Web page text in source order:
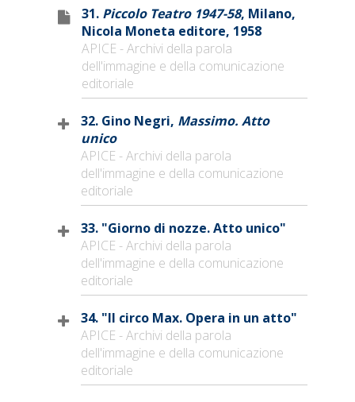
31. Piccolo Teatro 1947-58, Milano,
Nicola Moneta editore, 1958
APICE - Archivi della parola
dell'immagine e della comunicazione
editoriale
32. Gino Negri, Massimo. Atto
unico
APICE - Archivi della parola
dell'immagine e della comunicazione
editoriale
33. "Giorno di nozze. Atto unico"
APICE - Archivi della parola
dell'immagine e della comunicazione
editoriale
34. "Il circo Max. Opera in un atto"
APICE - Archivi della parola
dell'immagine e della comunicazione
editoriale